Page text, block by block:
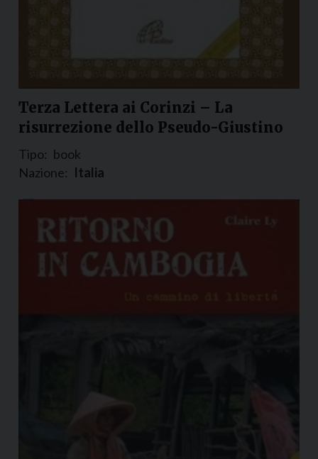
Terza Lettera ai Corinzi – La
risurrezione dello Pseudo-Giustino
Tipo: book
Nazione: Italia